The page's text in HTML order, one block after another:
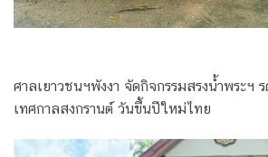
ศาลเยาวชนฯพังงา จัดกิจกรรมสรงน้ำพระฯ
เทศกาลสงกรานต์ วันขึ้นปีใหม่ไทย